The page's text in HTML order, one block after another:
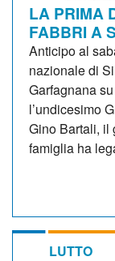
LA PRIMA
FABBRI A
Anticipo al
nazionale di
Garfagnana
l’undicesimo
Gino Bartali, il
famiglia ha
LUTTO